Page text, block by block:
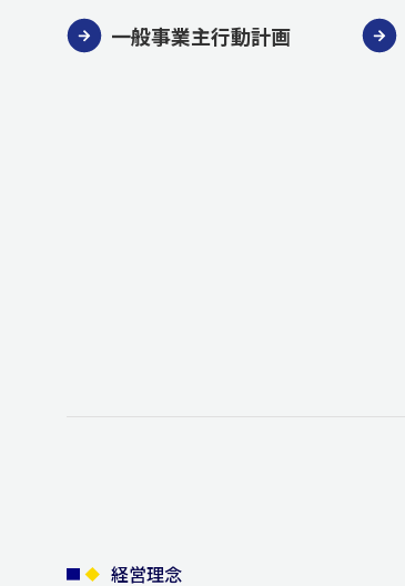
一般事業主行動計画
経営理念